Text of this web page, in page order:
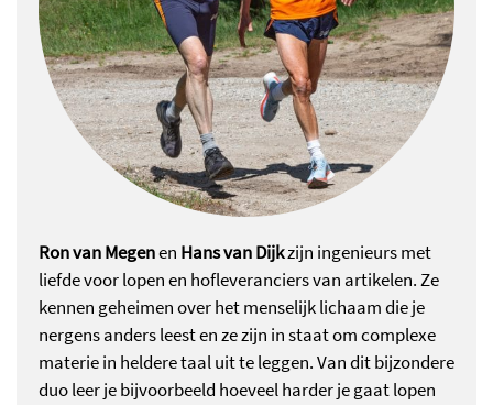
Ron van Megenen Hans van Dijkzijn ingenieurs met
liefde voor lopen en hofleveranciers van artikelen. Ze
kennen geheimen over het menselijk lichaam die je
nergens anders leest en ze zijn in staat om complexe
materie in heldere taal uit te leggen. Van dit bijzondere
duo leer je bijvoorbeeld hoeveel harder je gaat lopen